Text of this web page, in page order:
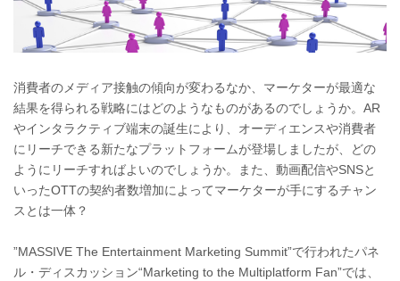
消費者のメディア接触の傾向が変わるなか、マーケターが最適な
結果を得られる戦略にはどのようなものがあるのでしょうか。AR
やインタラクティブ端末の誕生により、オーディエンスや消費者
にリーチできる新たなプラットフォームが登場しましたが、どの
ようにリーチすればよいのでしょうか。また、動画配信やSNSと
いったOTTの契約者数増加によってマーケターが手にするチャン
スとは一体？
”MASSIVE The Entertainment Marketing Summit”で行われたパネ
ル・ディスカッション“Marketing to the Multiplatform Fan”では、